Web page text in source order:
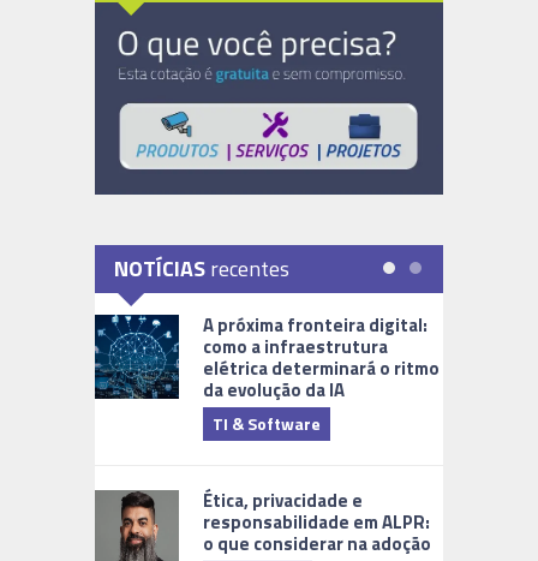
NOTÍCIASrecentes
A próxima fronteira digital:
como a infraestrutura
elétrica determinará o ritmo
da evolução da IA
TI & Software
Ética, privacidade e
responsabilidade em ALPR:
o que considerar na adoção